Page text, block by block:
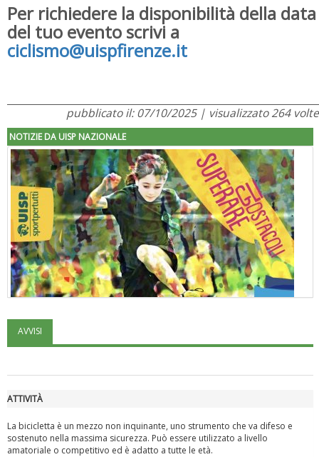
Per richiedere la disponibilità della data
del tuo evento scrivi a
ciclismo@uispfirenze.it
pubblicato il: 07/10/2025 | visualizzato 264 volte
NOTIZIE DA UISP NAZIONALE
"Superare gli ostacoli": la relazione di Tiziano Pesce al CN Uisp
AVVISI
ATTIVITÀ
La bicicletta è un mezzo non inquinante, uno strumento che va difeso e
sostenuto nella massima sicurezza. Può essere utilizzato a livello
amatoriale o competitivo ed è adatto a tutte le età.